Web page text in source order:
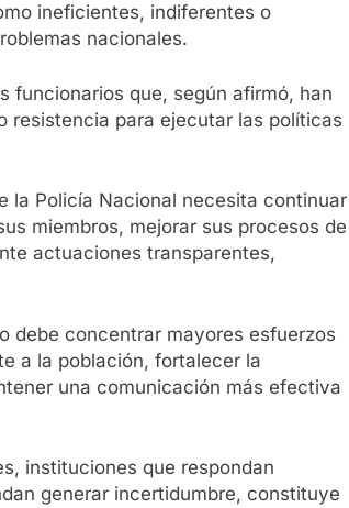
ineficientes, indiferentes o
nacionales.
funcionarios que, según afirmó, han
resistencia para ejecutar las políticas
la Policía Nacional necesita continuar
miembros, mejorar sus procesos de
actuaciones transparentes,
debe concentrar mayores esfuerzos
a la población, fortalecer la
una comunicación más efectiva
instituciones que respondan
generar incertidumbre, constituye